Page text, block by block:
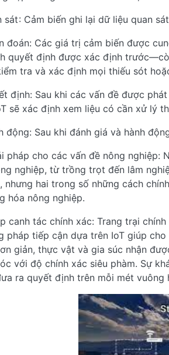
sát : Cảm biến ghi lại dữ liệu quan
đoán: Các giá trị cảm biến được
quyết định được xác định
tra và xác định mọi thiếu sót
định: Sau khi các vấn đề được
sẽ xác định xem liệu có cần xử lý
động: Sau khi đánh giá và hành
pháp cho các vấn đề nông
nghiệp, từ trồng trọt đến lâm
nhưng hai trong số những cách
hóa nông nghiệp.
canh tác chính xác: Trang trại
pháp tiếp cận dựa trên IoT giúp
giản, thực vật và gia súc nhận
với độ chính xác siêu phàm. Sự
ra quyết định trên mỗi mét